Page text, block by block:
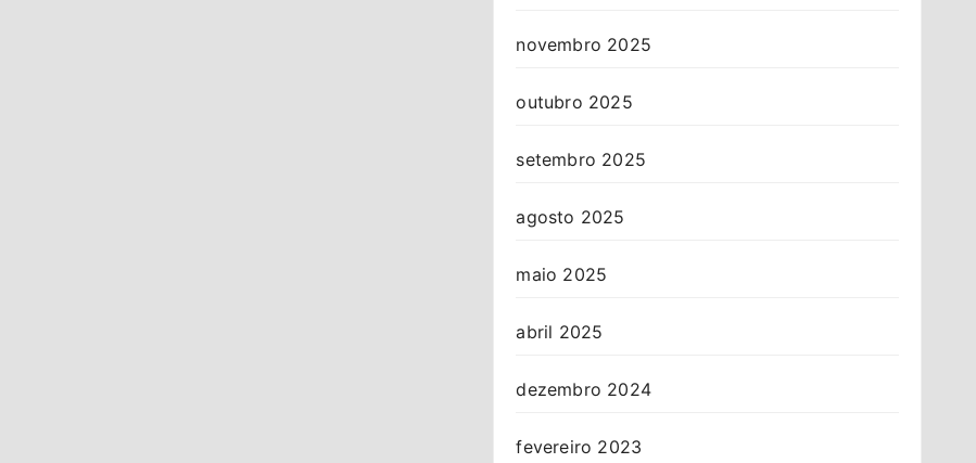
novembro 2025
outubro 2025
setembro 2025
agosto 2025
maio 2025
abril 2025
dezembro 2024
fevereiro 2023